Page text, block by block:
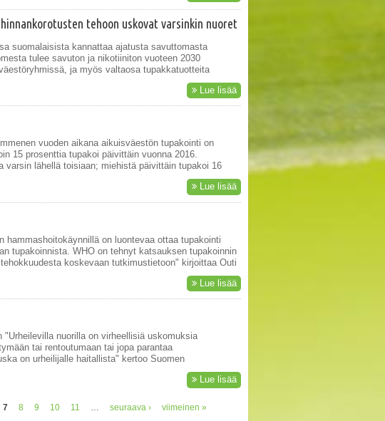
tehoon uskovat varsinkin nuoret
suomalaisista kannattaa ajatusta savuttomasta
tulee savuton ja nikotiiniton vuoteen 2030
ja myös valtaosa tupakkatuotteita
Lue lisää
vuoden aikana aikuisväestön tupakointi on
15 prosenttia tupakoi päivittäin vuonna 2016.
lähellä toisiaan; miehistä päivittäin tupakoi 16
Lue lisää
on luontevaa ottaa tupakointi
tupakoinnista. WHO on tehnyt katsauksen tupakoinnin
koskevaan tutkimustietoon" kirjoittaa Outi
Lue lisää
nuorilla on virheellisiä uskomuksia
tai rentoutumaan tai jopa parantaa
on urheilijalle haitallista" kertoo Suomen
Lue lisää
7 8 9 10 11 … seuraava › viimeinen »